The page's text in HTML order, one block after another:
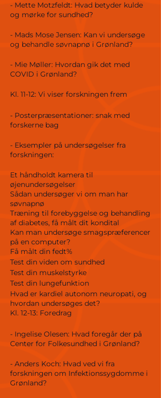
- Mette Motzfeldt: Hvad betyder kulde
og mørke for sundhed?
- Mads Mose Jensen: Kan vi undersøge
og behandle søvnapnø i Grønland?
- Mie Møller: Hvordan gik det med
COVID i Grønland?
Kl. 11-12: Vi viser forskningen frem
- Posterpræsentationer: snak med
forskerne bag
- Eksempler på undersøgelser fra
forskningen:
Et håndholdt kamera til
øjenundersøgelser
Sådan undersøger vi om man har
søvnapnø
Træning til forebyggelse og behandling
af diabetes, få målt dit kondital
Kan man undersøge smagspræferencer
på en computer?
Få målt din fedt%
Test din viden om sundhed
Test din muskelstyrke
Test din lungefunktion
Hvad er kardiel autonom neuropati, og
hvordan undersøges det?
Kl. 12-13: Foredrag
- Ingelise Olesen: Hvad foregår der på
Center for Folkesundhed i Grønland?
- Anders Koch: Hvad ved vi fra
forskningen om Infektionssygdomme i
Grønland?